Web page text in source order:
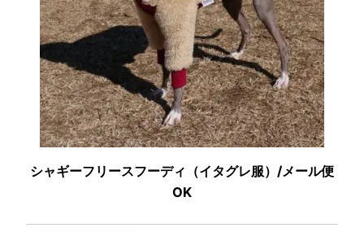
シャギーフリースフーディ（イタグレ服）/メール便
OK